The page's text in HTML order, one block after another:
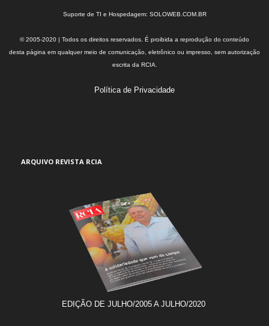
Suporte de TI e Hospedagem: SOLOWEB.COM.BR
© 2005-2020 | Todos os direitos reservados. É proibida a reprodução do conteúdo
desta página em qualquer meio de comunicação, eletrônico ou impresso, sem autorização
escrita da RCIA.
Política de Privacidade
ARQUIVO REVISTA RCIA
EDIÇÃO DE JULHO/2005 A JULHO/2020